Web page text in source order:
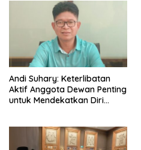
Andi Suhary: Keterlibatan
Aktif Anggota Dewan Penting
untuk Mendekatkan Diri